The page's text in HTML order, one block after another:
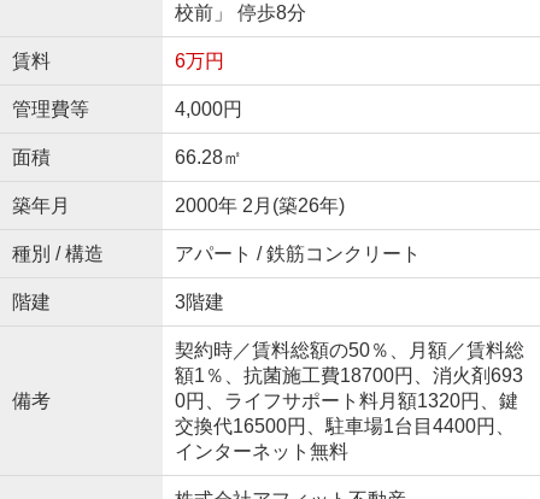
校前」 停歩8分
賃料 6万円
管理費等 4,000円
面積 66.28㎡
築年月 2000年 2月(築26年)
種別 / 構造 アパート / 鉄筋コンクリート
階建 3階建
備考
契約時／賃料総額の50％、月額／賃料総
額1％、抗菌施工費18700円、消火剤693
0円、ライフサポート料月額1320円、鍵
交換代16500円、駐車場1台目4400円、
インターネット無料